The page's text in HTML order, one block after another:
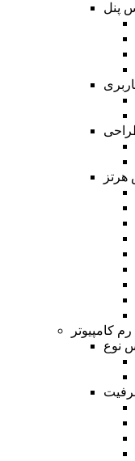
پنل
رم کامپیوتر
نوع